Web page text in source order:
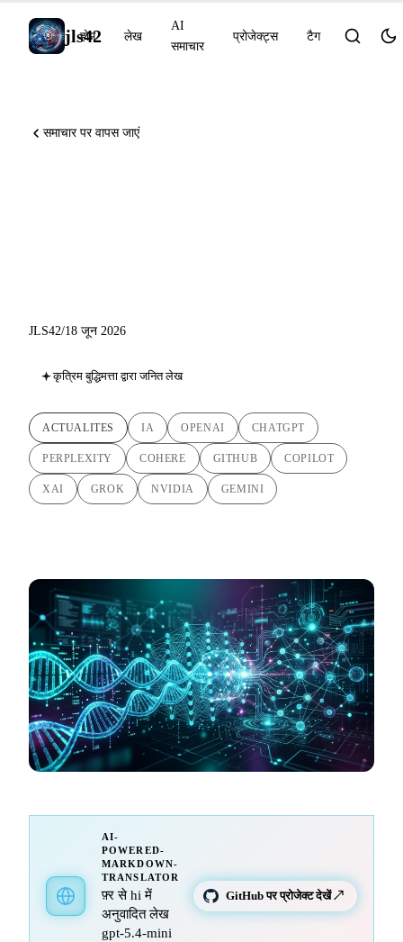
jls42
होम लेख
AI
समाचार
प्रोजेक्ट्स टैग
समाचार पर वापस जाएं
JLS42/18 जून 2026
कृत्रिम बुद्धिमत्ता द्वारा जनित लेख
ACTUALITES IA OPENAI CHATGPT
PERPLEXITY COHERE GITHUB COPILOT
XAI GROK NVIDIA GEMINI
AI-
POWERED-
MARKDOWN-
TRANSLATOR
फ़्र से hi में
अनुवादित लेख
gpt-5.4-mini
GitHub पर प्रोजेक्ट देखें ↗